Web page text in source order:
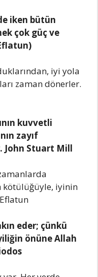
iken bütün
çok güç ve
iyi yola
zaman dönerler.
kuvvetli
zayıf
John Stuart Mill
kötülüğüyle, iyinin
eder; çünkü
önüne Allah